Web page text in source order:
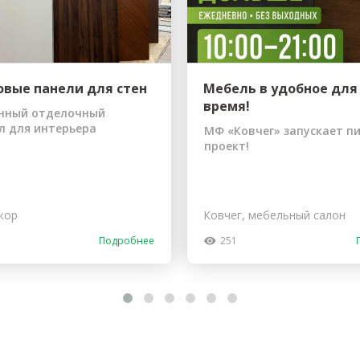
панели для стен
отделочный
для интерьера
Подробнее
Мебель в удобное для
время!
МФ «Ковчег» запускает
проект!
Ковчег, мебельный салон
251